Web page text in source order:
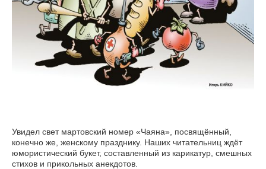
Увидел свет мартовский номер «Чаяна», посвящённый,
конечно же, женскому празднику. Наших читательниц ждёт
юмористический букет, составленный из карикатур, смешных
стихов и прикольных анекдотов.